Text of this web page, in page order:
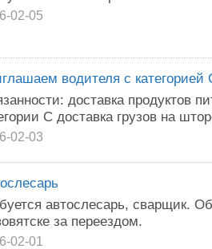
02-05
водителя с
доставка продуктов
С доставка грузов на
02-03
автослесарь, сварщик.
за переездом.
02-01